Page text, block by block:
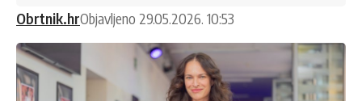
Obrtnik.hrObjavljeno 29.05.2026. 10:53